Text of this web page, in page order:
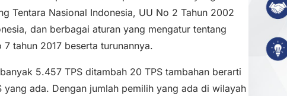
Tentara Nasional Indonesia, UU No 2 Tahun 2002
dan berbagai aturan yang mengatur tentang
tahun 2017 beserta turunannya.
5.457 TPS ditambah 20 TPS tambahan berarti
yang ada. Dengan jumlah pemilih yang ada di wilayah